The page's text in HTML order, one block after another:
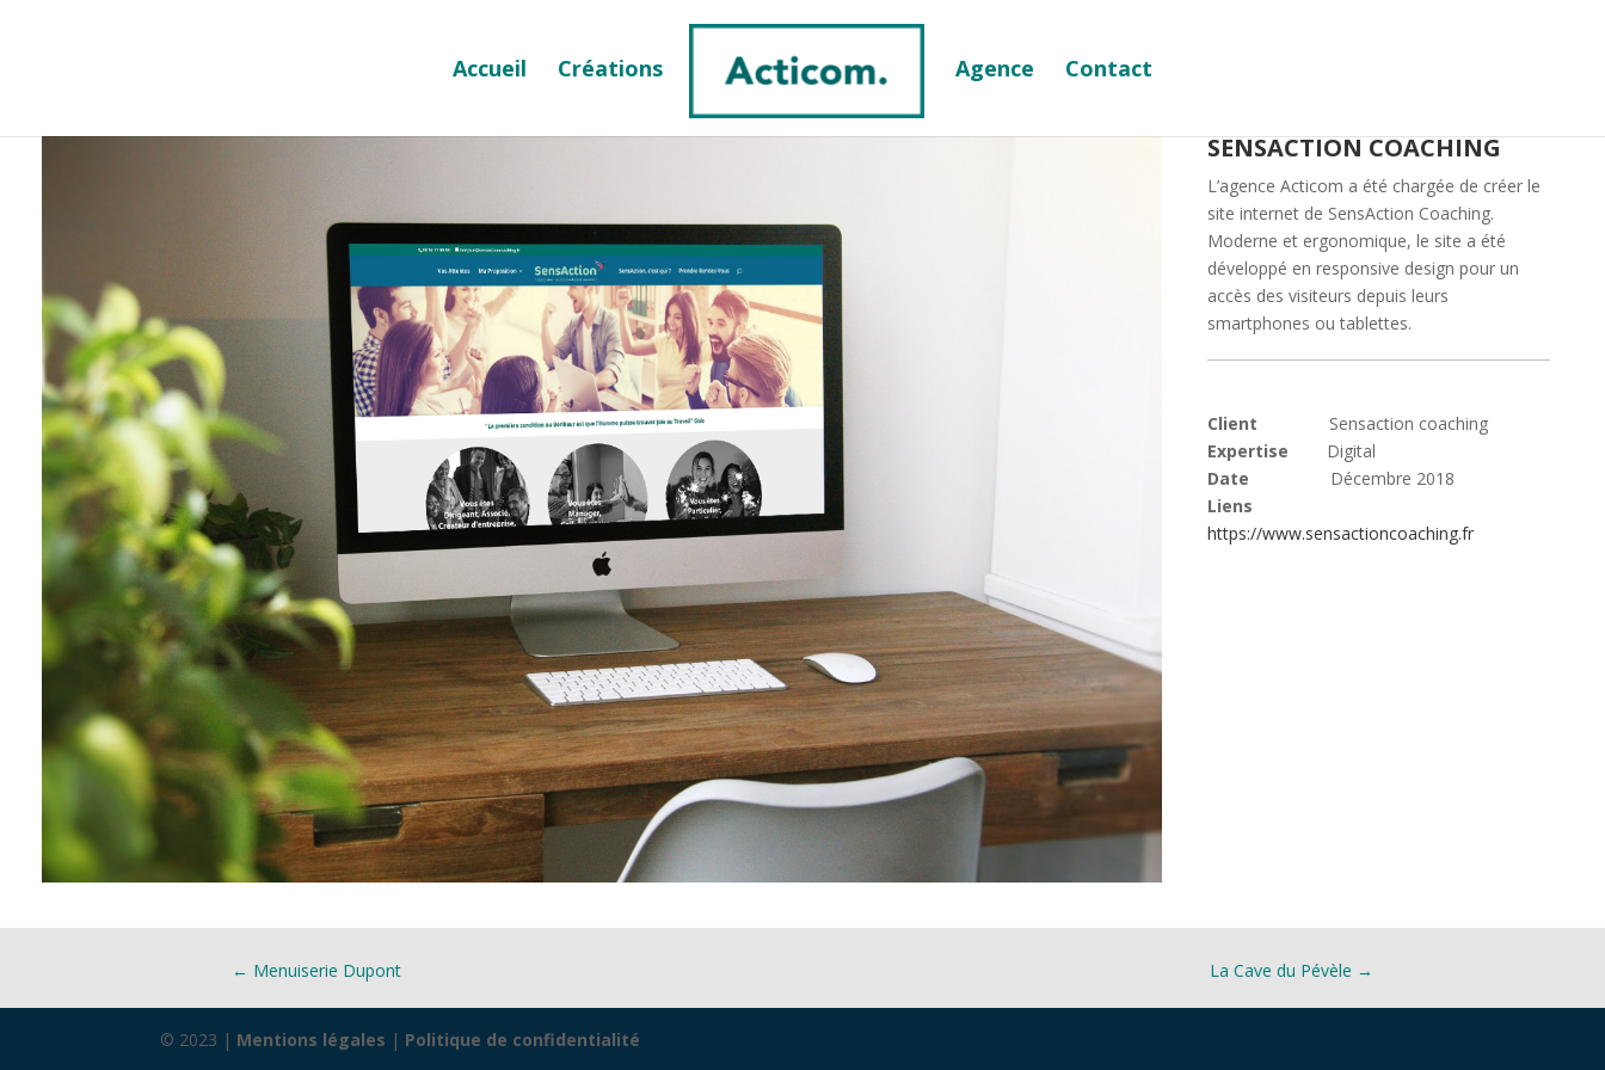
Accueil Créations Agence Contact
SENSACTION COACHING
L’agence Acticom a été chargée de créer le
site internet de SensAction Coaching.
Moderne et ergonomique, le site a été
développé en responsive design pour un
accès des visiteurs depuis leurs
smartphones ou tablettes.
Client Sensaction coaching
Expertise Digital
Date Décembre 2018
Liens
https://www.sensactioncoaching.fr
← Menuiserie Dupont La Cave du Pévèle →
© 2023 | Mentions légales | Politique de confidentialité